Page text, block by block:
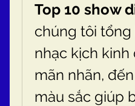
Top 10 show
chúng tôi tổng
nhạc kịch kinh
mãn nhãn,
màu sắc giúp